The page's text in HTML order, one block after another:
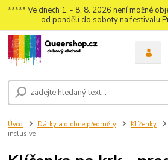
***** Ve dnech 1. - 8. 8. 2026 není možné
od pondělí do soboty na festivalu
Úvod Dárky a drobné předměty Klíčenky
inclusive